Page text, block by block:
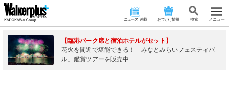
ニュース･連載 おでかけ情報 検 索 メニュー
【臨港パーク席と宿泊ホテルがセット】
花火を間近で堪能できる！「みなとみらいフェスティバ
ル」鑑賞ツアーを販売中